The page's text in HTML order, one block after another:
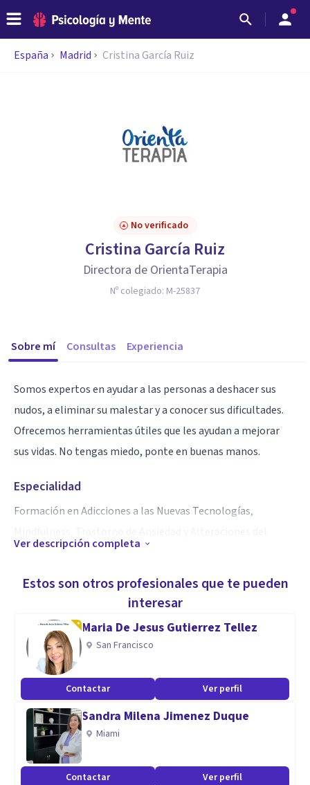
España Madrid Cristina García Ruiz
No verificado
Cristina García Ruiz
Directora de OrientaTerapia
Nº colegiado: M-25837
Sobre mí Consultas Experiencia
Somos expertos en ayudar a las personas a deshacer sus
nudos, a eliminar su malestar y a conocer sus dificultades.
Ofrecemos herramientas útiles que les ayudan a mejorar
sus vidas. No tengas miedo, ponte en buenas manos.
Especialidad
Formación en Adicciones a las Nuevas Tecnologías,
Comportamiento en Niños y Adolescentes.
Aptitudes
Terapia Online, Terapia Infantil, Terapia con Adolescentes,
Terapia de Pareja, Terapia Individual , Terapia Familia.
Trastornos de ansiedad, de conducta, mobbing laboral,
emocionales.
Ver descripción completa
Estos son otros profesionales que te pueden
interesar
Maria De Jesus Gutierrez Tellez
San Francisco
Contactar Ver perfil
Sandra Milena Jimenez Duque
Miami
Contactar Ver perfil